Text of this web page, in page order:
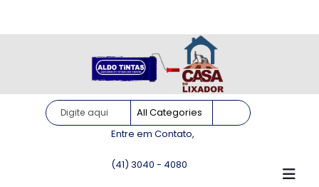
Entre em Contato,
(41) 3040 - 4080